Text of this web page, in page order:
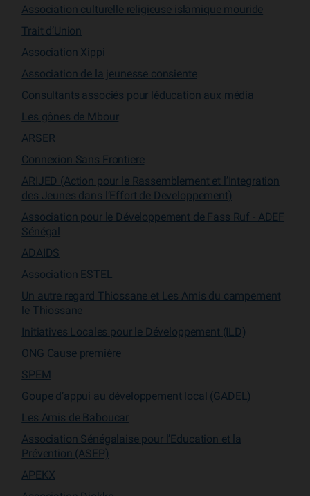
Association culturelle religieuse islamique mouride
Trait d’Union
Association Xippi
Association de la jeunesse consiente
Consultants associés pour léducation aux média
Les gônes de Mbour
ARSER
Connexion Sans Frontiere
ARIJED (Action pour le Rassemblement et l’Integration
des Jeunes dans l’Effort de Developpement)
Association pour le Développement de Fass Ruf - ADEF
Sénégal
ADAIDS
Association ESTEL
Un autre regard Thiossane et Les Amis du campement
le Thiossane
Initiatives Locales pour le Développement (ILD)
ONG Cause première
SPEM
Goupe d’appui au développement local (GADEL)
Les Amis de Baboucar
Association Sénégalaise pour l’Education et la
Prévention (ASEP)
APEKX